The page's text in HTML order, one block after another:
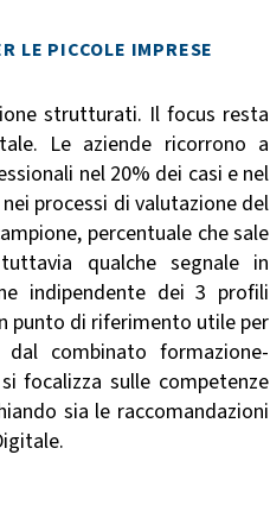
LE PICCOLE IMPRESE
strutturati. Il focus resta
Le aziende ricorrono a
nel 20% dei casi e nel
processi di valutazione del
percentuale che sale
qualche segnale in
indipendente dei 3 profili
punto di riferimento utile per
combinato formazione-
focalizza sulle competenze
sia le raccomandazioni